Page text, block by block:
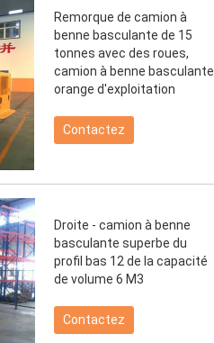
Remorque de camion à
benne basculante de 15
tonnes avec des roues,
camion à benne basculante
orange d'exploitation
Contactez
Droite - camion à benne
basculante superbe du
profil bas 12 de la capacité
de volume 6 M3
Contactez